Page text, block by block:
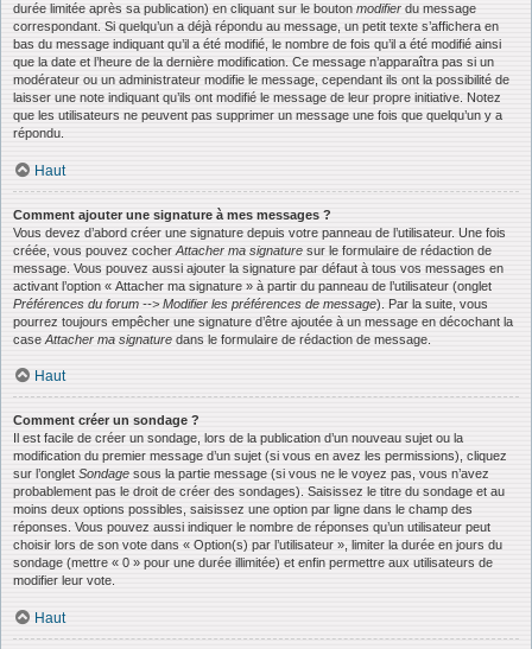
durée limitée après sa publication) en cliquant sur le bouton modifier du message
correspondant. Si quelqu’un a déjà répondu au message, un petit texte s’affichera en
bas du message indiquant qu’il a été modifié, le nombre de fois qu’il a été modifié ainsi
que la date et l’heure de la dernière modification. Ce message n’apparaîtra pas si un
modérateur ou un administrateur modifie le message, cependant ils ont la possibilité de
laisser une note indiquant qu’ils ont modifié le message de leur propre initiative. Notez
que les utilisateurs ne peuvent pas supprimer un message une fois que quelqu’un y a
répondu.
Haut
Comment ajouter une signature à mes messages ?
Vous devez d’abord créer une signature depuis votre panneau de l’utilisateur. Une fois
créée, vous pouvez cocher Attacher ma signature sur le formulaire de rédaction de
message. Vous pouvez aussi ajouter la signature par défaut à tous vos messages en
activant l’option « Attacher ma signature » à partir du panneau de l’utilisateur (onglet
Préférences du forum --> Modifier les préférences de message). Par la suite, vous
pourrez toujours empêcher une signature d’être ajoutée à un message en décochant la
case Attacher ma signature dans le formulaire de rédaction de message.
Haut
Comment créer un sondage ?
Il est facile de créer un sondage, lors de la publication d’un nouveau sujet ou la
modification du premier message d’un sujet (si vous en avez les permissions), cliquez
sur l’onglet Sondage sous la partie message (si vous ne le voyez pas, vous n’avez
probablement pas le droit de créer des sondages). Saisissez le titre du sondage et au
moins deux options possibles, saisissez une option par ligne dans le champ des
réponses. Vous pouvez aussi indiquer le nombre de réponses qu’un utilisateur peut
choisir lors de son vote dans « Option(s) par l’utilisateur », limiter la durée en jours du
sondage (mettre « 0 » pour une durée illimitée) et enfin permettre aux utilisateurs de
modifier leur vote.
Haut